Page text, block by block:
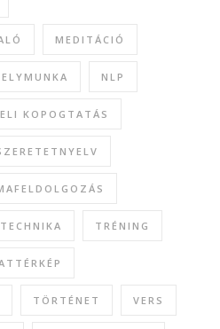
MEDITÁCIÓ
NLP
KOPOGTATÁS
TRÉNING
TÖRTÉNET VERS